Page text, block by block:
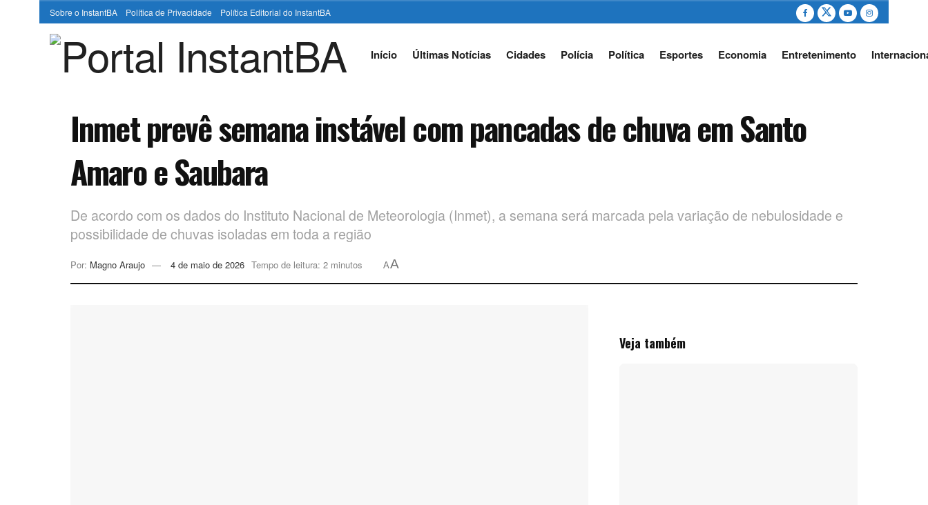
Sobre o InstantBA Política de Privacidade Política Editorial do InstantBA
Início Últimas Notícias Cidades Polícia Política Esportes Economia Entretenimento
Inmet prevê semana instável com pancadas de chuva em Santo
Amaro e Saubara
De acordo com os dados do Instituto Nacional de Meteorologia (Inmet), a semana será marcada pela variação de nebulosidade e
possibilidade de chuvas isoladas em toda a região
Por: Magno Araujo 4 de maio de 2026 Tempo de leitura: 2 minutos AA
Veja também